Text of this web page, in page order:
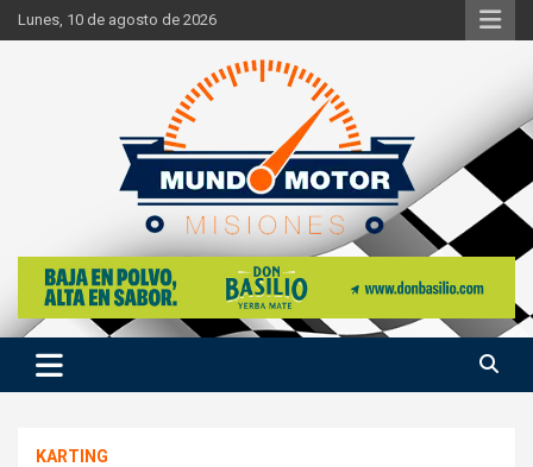
Skip
to
Lunes, 10 de agosto de 2026
Mundo Motor Misiones
Si hay ruido de motores ahí estaremos
KARTING